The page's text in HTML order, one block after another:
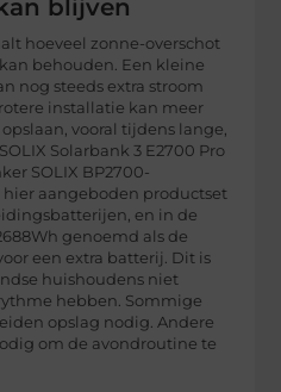
blijven
hoeveel zonne-overschot
behouden. Een kleine
nog steeds extra stroom
installatie kan meer
vooral tijdens lange,
Solarbank 3 E2700 Pro
SOLIX BP2700-
aangeboden productset
en in de
genoemd als de
een extra batterij. Dit is
huishoudens niet
hebben. Sommige
opslag nodig. Andere
om de avondroutine te